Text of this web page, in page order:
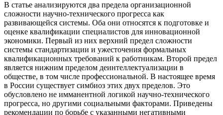
В статье анализируются два предела организационной
сложности научно-технического прогресса как
развивающейся системы. Оба они относятся к подготовке и
оценке квалификации специалистов для инновационной
экономики. Первый из них верхний предел сложности
системы стандартизации и ужесточения формальных
квалификационных требований к работникам. Второй предел
является нижним пределом деинтеллектуализации в
обществе, в том числе профессиональной. В настоящее время
в России существует симбиоз этих двух пределов. Это
обусловлено не имманентной логикой научно-технического
прогресса, но другими социальными факторами. Приведены
рекомендации по борьбе с указанными негативными